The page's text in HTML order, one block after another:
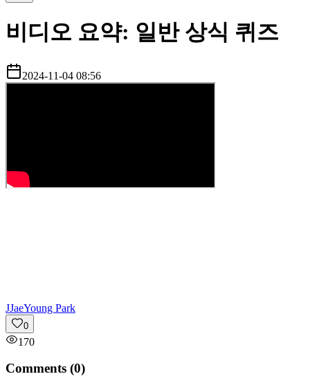
비디오 요약: 일반 상식 퀴즈
2024-11-04 08:56
JJaeYoung Park
0
170
Comments (0)